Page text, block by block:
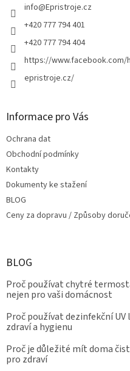
info@Epristroje.cz
+420 777 794 401
+420 777 794 404
https://
epristroje.cz/
Informace pro Vás
Ochrana dat
Obchodní podmínky
Kontakty
Dokumenty ke stažení
BLOG
Ceny za dopravu / Způsoby
BLOG
Proč používat chytré
nejen pro vaši domácnost
Proč používat dezinfekční UV
zdraví a hygienu
Proč je důležité mít doma
pro zdraví